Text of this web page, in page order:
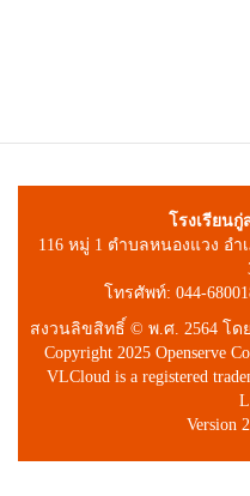
โรงเรียน
116 หมู่ 1 ตำบลหนองแวง อ
โทรศัพท์: 044-
สงวนลิขสิทธิ์ © พ.ศ. 2564 โ
Copyright 2025 Openserve
VLCloud is a registered
Version